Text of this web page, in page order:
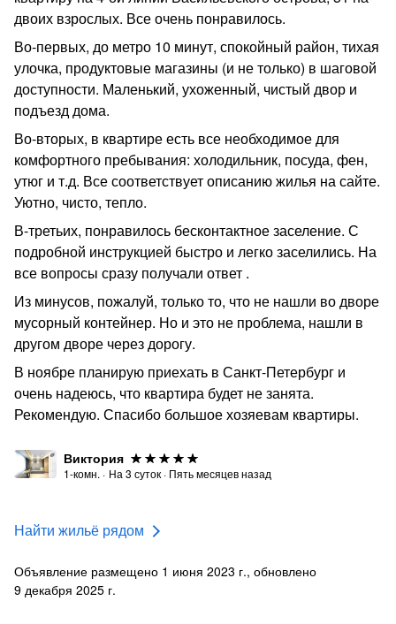
двоих взрослых. Все очень понравилось.
Во-первых, до метро 10 минут, спокойный район, тихая
улочка, продуктовые магазины (и не только) в шаговой
доступности. Маленький, ухоженный, чистый двор и
подъезд дома.
Во-вторых, в квартире есть все необходимое для
комфортного пребывания: холодильник, посуда, фен,
утюг и т.д. Все соответствует описанию жилья на сайте.
Уютно, чисто, тепло.
В-третьих, понравилось бесконтактное заселение. С
подробной инструкцией быстро и легко заселились. На
все вопросы сразу получали ответ .
Из минусов, пожалуй, только то, что не нашли во дворе
мусорный контейнер. Но и это не проблема, нашли в
другом дворе через дорогу.
В ноябре планирую приехать в Санкт-Петербург и
очень надеюсь, что квартира будет не занята.
Рекомендую. Спасибо большое хозяевам квартиры.
Виктория
1-комн. · На 3 суток · Пять месяцев назад
Найти жильё рядом
Объявление размещено 1 июня 2023 г., обновлено
9 декабря 2025 г.